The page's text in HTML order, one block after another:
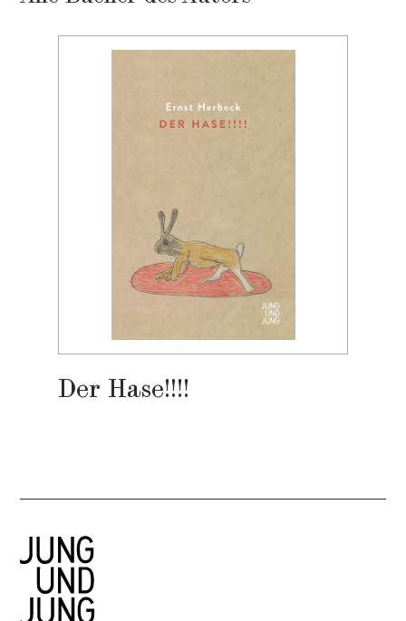
Der Hase!!!!